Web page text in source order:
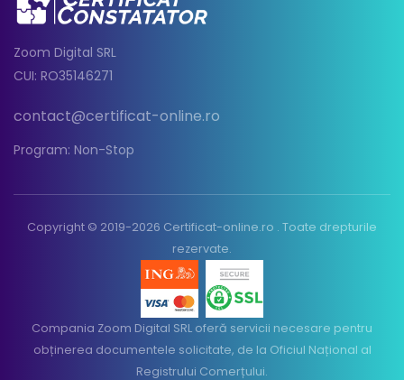
Zoom Digital SRL
CUI: RO35146271
contact@certificat-online.ro
Program: Non-Stop
Copyright © 2019-2026 Certificat-online.ro . Toate drepturile
rezervate.
Compania Zoom Digital SRL oferă servicii necesare pentru
obținerea documentele solicitate, de la Oficiul Național al
Registrului Comerțului.